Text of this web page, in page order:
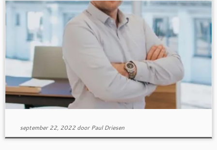
september 22, 2022 doorPaul Driesen